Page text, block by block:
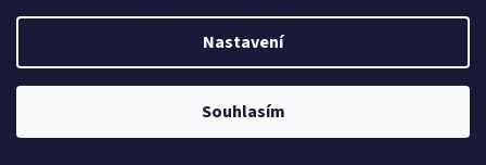
Nastavení
Souhlasím